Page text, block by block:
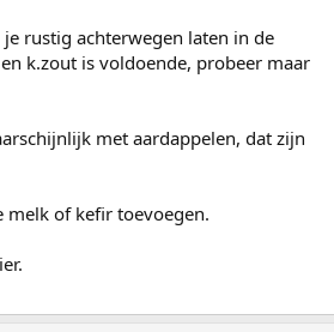
rustig achterwegen laten in de
k.zout is voldoende, probeer maar
met aardappelen, dat zijn
melk of kefir toevoegen.